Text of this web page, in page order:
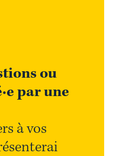
ou
par une
à vos